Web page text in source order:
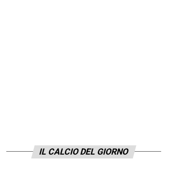
IL CALCIO DEL GIORNO